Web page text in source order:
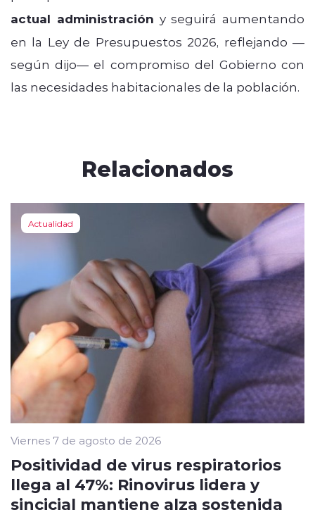
actual administración y seguirá aumentando
en la Ley de Presupuestos 2026, reflejando —
según dijo— el compromiso del Gobierno con
las necesidades habitacionales de la población.
Relacionados
Actualidad
Viernes 7 de agosto de 2026
Positividad de virus respiratorios
llega al 47%: Rinovirus lidera y
sincicial mantiene alza sostenida